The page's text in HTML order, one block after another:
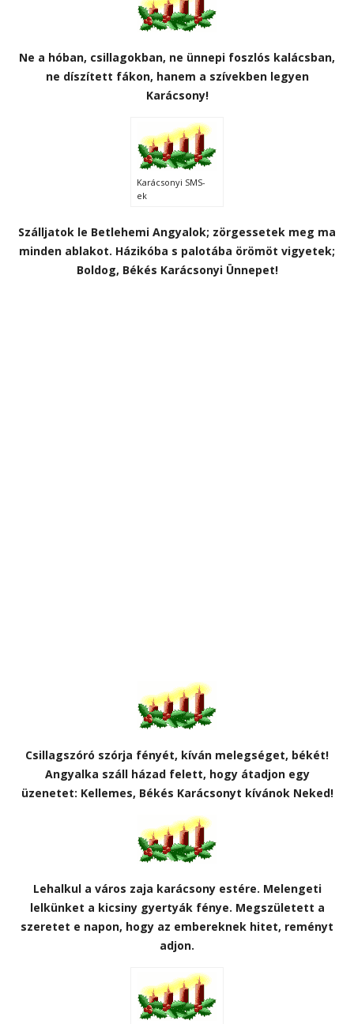
Ne a hóban, csillagokban, ne ünnepi foszlós kalácsban,
ne díszített fákon, hanem a szívekben legyen
Karácsony!
Karácsonyi SMS-
ek
Szálljatok le Betlehemi Angyalok; zörgessetek meg ma
minden ablakot. Házikóba s palotába örömöt vigyetek;
Boldog, Békés Karácsonyi Ünnepet!
Csillagszóró szórja fényét, kíván melegséget, békét!
Angyalka száll házad felett, hogy átadjon egy
üzenetet: Kellemes, Békés Karácsonyt kívánok Neked!
Lehalkul a város zaja karácsony estére. Melengeti
lelkünket a kicsiny gyertyák fénye. Megszületett a
szeretet e napon, hogy az embereknek hitet, reményt
adjon.